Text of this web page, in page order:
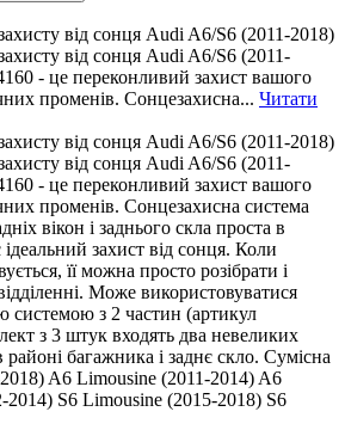
від сонця Audi A6/S6 (2011-2018)
від сонця Audi A6/S6 (2011-
- це переконливий захист вашого
променів. Сонцезахисна... Читати
від сонця Audi A6/S6 (2011-2018)
від сонця Audi A6/S6 (2011-
- це переконливий захист вашого
променів. Сонцезахисна система
вікон і заднього скла проста в
ідеальний захист від сонця. Коли
її можна просто розібрати і
Може використовуватися
системою з 2 частин (артикул
з 3 штук входять два невеликих
районі багажника і заднє скло. Сумісна
A6 Limousine (2011-2014) A6
S6 Limousine (2015-2018) S6